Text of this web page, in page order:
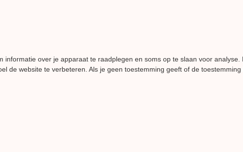
over je apparaat te raadplegen en soms op te slaan voor
de website te verbeteren. Als je geen toestemming geeft of de